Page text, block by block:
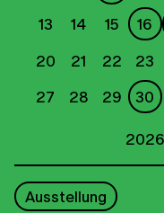
13
14 15 16
20
21 22 23
27
28 29 30
2026
Ausstellung